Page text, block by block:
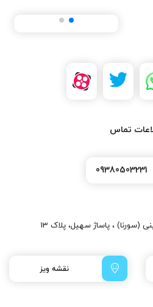
تماس
09380503231
(سورنا) ، پاساژ سهیل، پلاک 13
نقشه ویز